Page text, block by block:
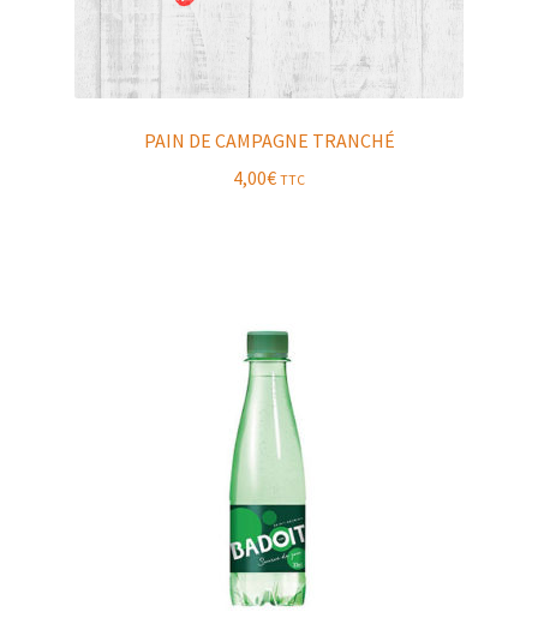
PAIN DE CAMPAGNE TRANCHÉ
4,00€ TTC